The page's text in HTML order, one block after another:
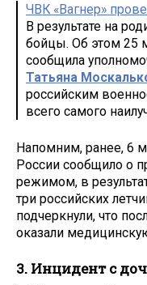
ЧВК «Вагнер»
В результате на
бойцы. Об этом 25
сообщила
Татьяна
российским
всего самого
Напомним, ранее, 6
России сообщило о
режимом, в
три российских
подчеркнули, что
оказали
3. Инцидент с